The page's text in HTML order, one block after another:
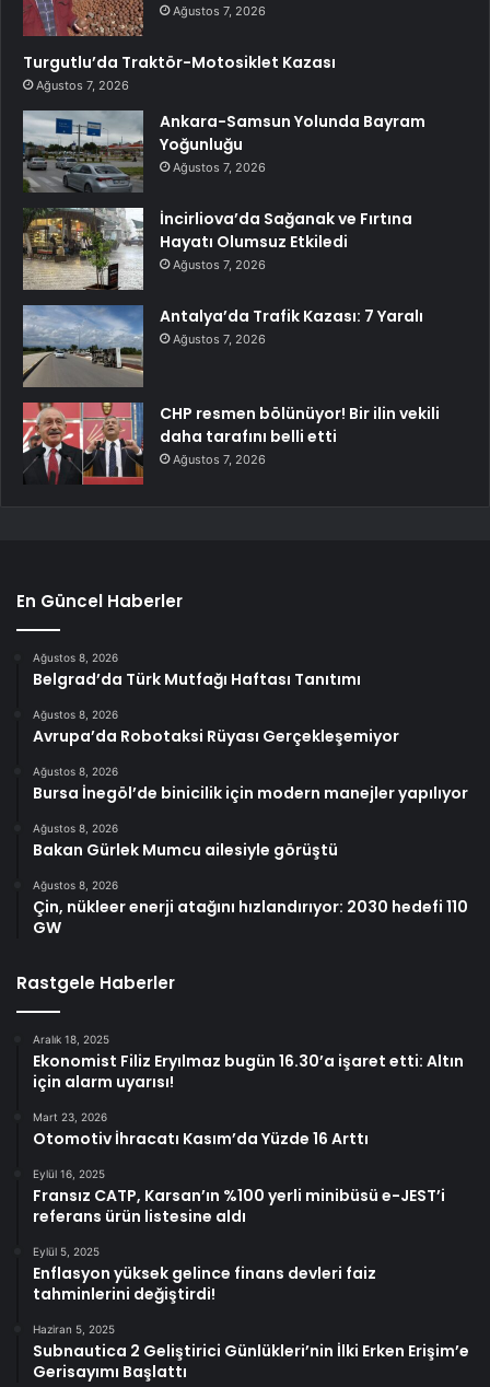
Ağustos 7, 2026
Turgutlu’da Traktör-Motosiklet Kazası
Ağustos 7, 2026
Ankara-Samsun Yolunda Bayram
Yoğunluğu
Ağustos 7, 2026
İncirliova’da Sağanak ve Fırtına
Hayatı Olumsuz Etkiledi
Ağustos 7, 2026
Antalya’da Trafik Kazası: 7 Yaralı
Ağustos 7, 2026
CHP resmen bölünüyor! Bir ilin vekili
daha tarafını belli etti
Ağustos 7, 2026
En Güncel Haberler
Ağustos 8, 2026
Belgrad’da Türk Mutfağı Haftası Tanıtımı
Ağustos 8, 2026
Avrupa’da Robotaksi Rüyası Gerçekleşemiyor
Ağustos 8, 2026
Bursa İnegöl’de binicilik için modern manejler yapılıyor
Ağustos 8, 2026
Bakan Gürlek Mumcu ailesiyle görüştü
Ağustos 8, 2026
Çin, nükleer enerji atağını hızlandırıyor: 2030 hedefi 110
GW
Rastgele Haberler
Aralık 18, 2025
Ekonomist Filiz Eryılmaz bugün 16.30’a işaret etti: Altın
için alarm uyarısı!
Mart 23, 2026
Otomotiv İhracatı Kasım’da Yüzde 16 Arttı
Eylül 16, 2025
Fransız CATP, Karsan’ın %100 yerli minibüsü e-JEST’i
referans ürün listesine aldı
Eylül 5, 2025
Enflasyon yüksek gelince finans devleri faiz
tahminlerini değiştirdi!
Haziran 5, 2025
Subnautica 2 Geliştirici Günlükleri’nin İlki Erken Erişim’e
Gerisayımı Başlattı